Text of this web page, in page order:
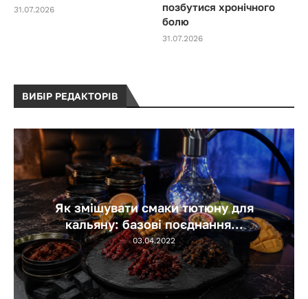
31.07.2026
позбутися хронічного
болю
31.07.2026
ВИБІР РЕДАКТОРІВ
Як змішувати смаки тютюну для
кальяну: базові поєднання...
03.04.2022